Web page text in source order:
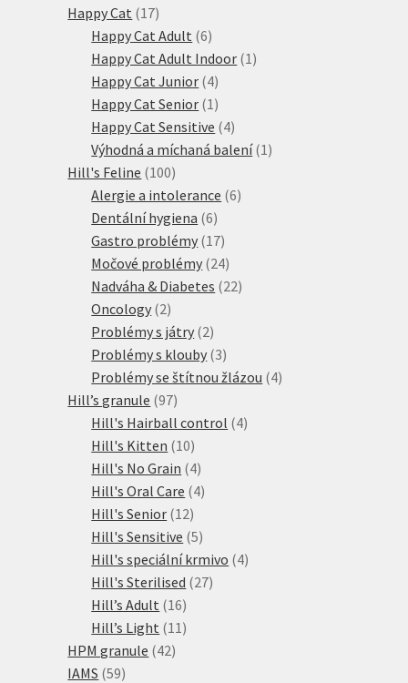
Happy Cat 1717
produktů
Happy Cat Adult 66
produktů
Happy Cat Adult Indoor 1 1
Happy Cat Junior 44
produkty
Happy Cat Senior 1 1
produkt
Happy Cat Sensitive 44
produkty
Výhodná a míchaná balení 1 1
Hill's Feline 100100
produktů
Alergie a intolerance 66
Dentální hygiena 66
produktů
Gastro problémy 1717
produktů
Močové problémy 2424
produktů
Nadváha & Diabetes 2222
Oncology 22
produkty
Problémy s játry 22
produkty
Problémy s klouby 33
produkty
Problémy se štítnou žlázou 44
Hill’s granule 9797
produktů
Hill's Hairball control 44
Hill's Kitten 1010
produktů
Hill's No Grain 44
produkty
Hill's Oral Care 44
Hill's Senior 1212
produktů
Hill's Sensitive 55
produktů
Hill's speciální krmivo 44
Hill's Sterilised 2727
Hill’s Adult 1616
produktů
Hill’s Light 11 11
HPM granule 4242
IAMS 5959